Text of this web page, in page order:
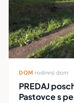
DOM rodinný dom
PREDAJ
Pastovce s